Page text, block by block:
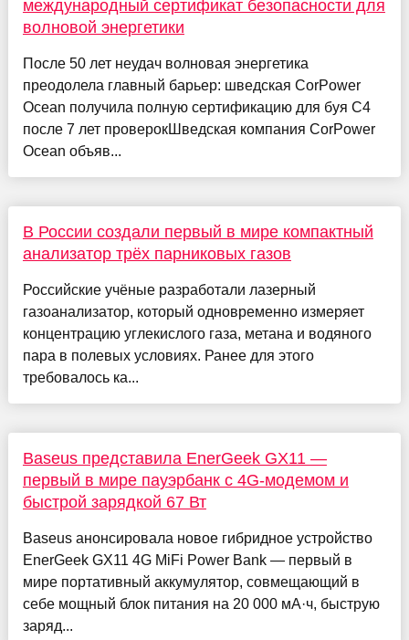
международный сертификат безопасности для
волновой энергетики
После 50 лет неудач волновая энергетика
преодолела главный барьер: шведская CorPower
Ocean получила полную сертификацию для буя C4
после 7 лет проверокШведская компания CorPower
Ocean объяв...
В России создали первый в мире компактный
анализатор трёх парниковых газов
Российские учёные разработали лазерный
газоанализатор, который одновременно измеряет
концентрацию углекислого газа, метана и водяного
пара в полевых условиях. Ранее для этого
требовалось ка...
Baseus представила EnerGeek GX11 —
первый в мире пауэрбанк с 4G-модемом и
быстрой зарядкой 67 Вт
Baseus анонсировала новое гибридное устройство
EnerGeek GX11 4G MiFi Power Bank — первый в
мире портативный аккумулятор, совмещающий в
себе мощный блок питания на 20 000 мА·ч, быструю
заряд...